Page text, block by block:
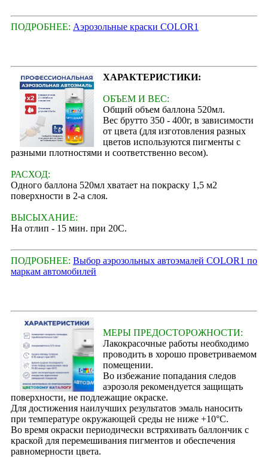
ПОДРОБНЕЕ: Аэрозольные краски COLOR1
ХАРАКТЕРИСТИКИ:
ОБЪЕМ И ВЕС:
Общий объем баллона 520мл.
Вес брутто 350 - 400г, в зависимости
от цвета (для изготовления разных
цветов используются пигменты с
разными плотностями и соответственно весом).
РАСХОД:
Одного баллона 520мл хватает на покраску 1,5 м2
поверхности в 2-а слоя.
ВЫСЫХАНИЕ:
На отлип - 15 мин. при 20С.
ПОДРОБНЕЕ: Выбор аэрозольных автоэмалей COLOR1 по
маркам автомобилей
МЕРЫ ПРЕДОСТОРОЖНОСТИ:
Лакокрасочные работы необходимо
проводить в хорошо проветриваемом
помещении.
Во избежание попадания следов
аэрозоля рекомендуется защищать
поверхности, не подлежащие окраске.
Для достижения наилучших результатов эмаль наносить
при температуре окружающей среды не ниже +10°С.
Во время окраски периодически встряхивать баллончик с
краской для перемешивания пигментов и обеспечения
равномерности цвета.